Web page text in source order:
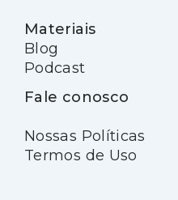
Materiais
Blog
Podcast
Fale conosco
Nossas Políticas
Termos de Uso